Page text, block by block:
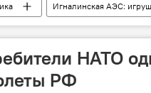
Игналинская АЭС:
АЭС
хранилище
НАТО
РФ